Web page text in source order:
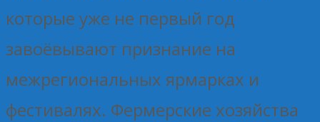
которые уже не первый год
завоёвывают признание на
межрегиональных ярмарках и
фестивалях. Фермерские хозяйства